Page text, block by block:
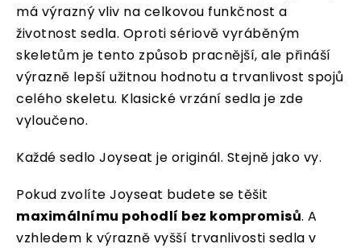
má výrazný vliv na celkovou funkčnost a
životnost sedla. Oproti sériově vyráběným
skeletům je tento způsob pracnější, ale přináší
výrazně lepší užitnou hodnotu a trvanlivost spojů
celého skeletu. Klasické vrzání sedla je zde
vyloučeno.
Každé sedlo Joyseat je originál. Stejně jako vy.
Pokud zvolíte Joyseat budete se těšit
maximálnímu pohodlí bez kompromisů. A
vzhledem k výrazně vyšší trvanlivosti sedla v